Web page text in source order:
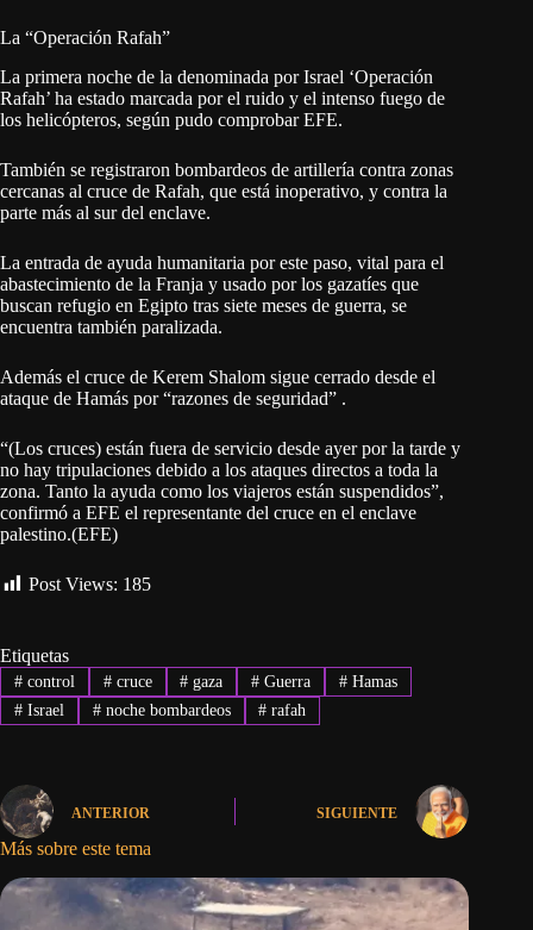
La “Operación Rafah”
La primera noche de la denominada por Israel ‘Operación
Rafah’ ha estado marcada por el ruido y el intenso fuego de
los helicópteros, según pudo comprobar EFE.
También se registraron bombardeos de artillería contra zonas
cercanas al cruce de Rafah, que está inoperativo, y contra la
parte más al sur del enclave.
La entrada de ayuda humanitaria por este paso, vital para el
abastecimiento de la Franja y usado por los gazatíes que
buscan refugio en Egipto tras siete meses de guerra, se
encuentra también paralizada.
Además el cruce de Kerem Shalom sigue cerrado desde el
ataque de Hamás por “razones de seguridad” .
“(Los cruces) están fuera de servicio desde ayer por la tarde y
no hay tripulaciones debido a los ataques directos a toda la
zona. Tanto la ayuda como los viajeros están suspendidos”,
confirmó a EFE el representante del cruce en el enclave
palestino.(EFE)
Post Views: 185
Etiquetas
#control #cruce # gaza # Guerra # Hamas
#Israel #noche bombardeos # rafah
ANTERIOR SIGUIENTE
Más sobre este tema